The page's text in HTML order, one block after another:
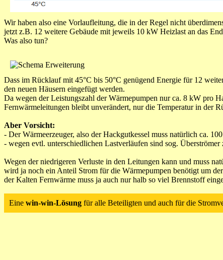
Wir haben also eine Vorlaufleitung, die in der Regel nicht
jetzt z.B. 12 weitere Gebäude mit jeweils 10 kW Heizlast an das
Was also tun?
Dass im Rücklauf mit 45°C bis 50°C genügend Energie für 12
den neuen Häusern eingefügt werden.
Da wegen der Leistungszahl der Wärmepumpen nur ca. 8 kW pro
Fernwärmeleitungen bleibt unverändert, nur die Temperatur in der
Aber Vorsicht:
- Der Wärmeerzeuger, also der Hackgutkessel muss natürlich ca.
- wegen evtl. unterschiedlichen Lastverläufen sind sog. Überströmer
Wegen der niedrigeren Verluste in den Leitungen kann und muss
wird ja noch ein Anteil Strom für die Wärmepumpen benötigt um
der Kalten Fernwärme muss ja auch nur halb so viel Brennstoff
Eine win-win-Lösung für alle Beteiligten und auch für die